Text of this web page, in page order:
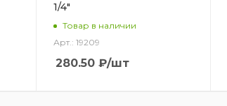
1/4"
Товар в наличии
Арт.: 19209
280.50₽/шт